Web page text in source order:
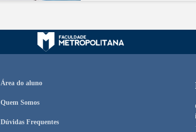
Área do aluno
Quem Somos
Dúvidas Frequentes